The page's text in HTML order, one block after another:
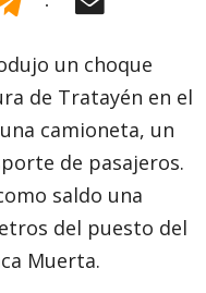
un choque
de Tratayén en el
camioneta, un
de pasajeros.
saldo una
del puesto del
Muerta.